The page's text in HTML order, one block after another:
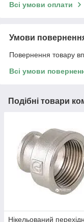
Всі умови оплати
Умови
Повернення товару
Всі умови
Подібні товари
Нікельований